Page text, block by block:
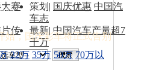
门
始，国庆彩车将正式告别
赛
传
策划 | 国庆优惠 中国汽
车志
最新|中国汽车产量超7
千万
22万 35万 50万 70万以